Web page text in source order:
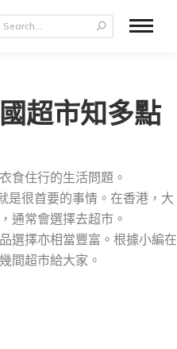
超市知多點
食住行的生活問題。
是很首要的事情。在香港，大
通常會選擇去超市。
選擇亦相當豐富。根據小編在
間超市給大家。